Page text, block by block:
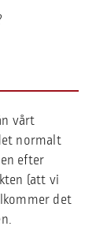
vårt
normalt
efter
(att vi
det